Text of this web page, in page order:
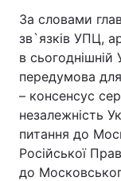
За словами
зв`язків УПЦ,
в сьогоднішній
передумова
– консенсус
незалежність
питання до
Російської
до